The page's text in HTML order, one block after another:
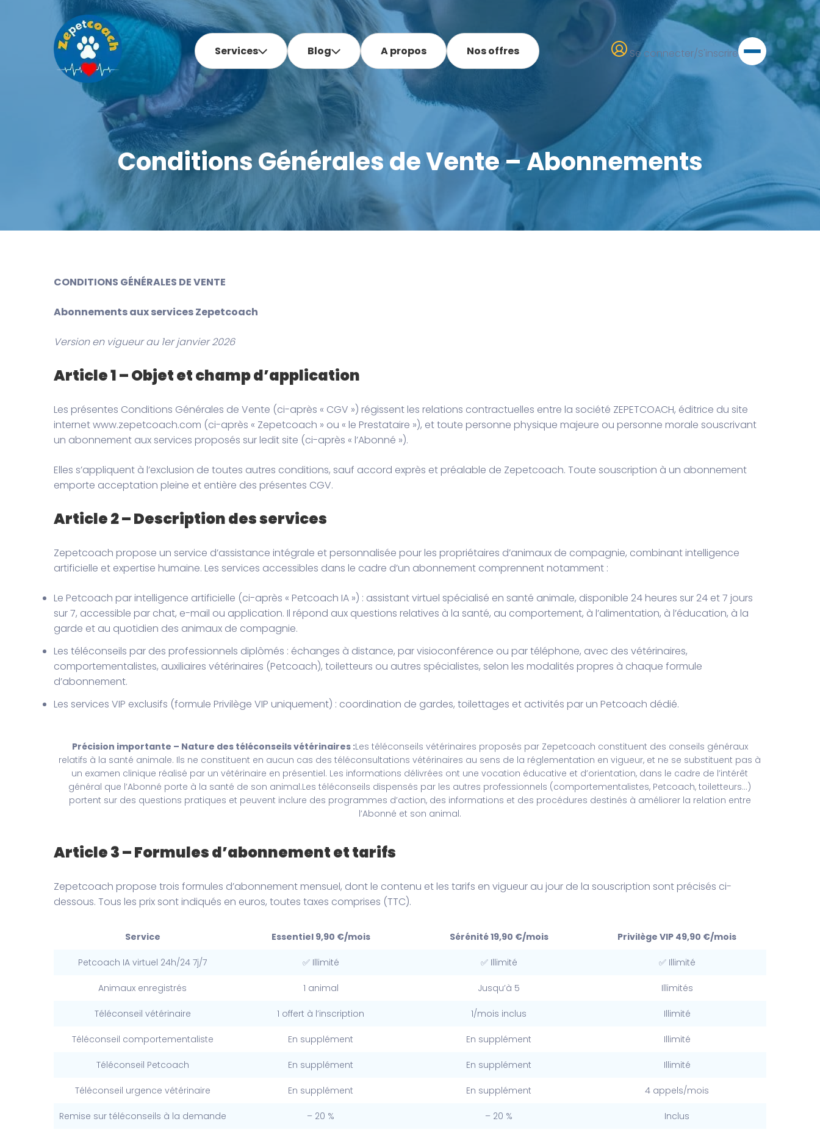
Services Blog A propos Nos offres Se connecter/S'inscrire
Conditions Générales de Vente – Abonnements
CONDITIONS GÉNÉRALES DE VENTE
Abonnements aux services Zepetcoach
Version en vigueur au 1er janvier 2026
Article 1 – Objet et champ d’application
Les présentes Conditions Générales de Vente (ci-après « CGV ») régissent les relations contractuelles entre la société ZEPETCOACH, éditrice du site
internet www.zepetcoach.com (ci-après « Zepetcoach » ou « le Prestataire »), et toute personne physique majeure ou personne morale souscrivant
un abonnement aux services proposés sur ledit site (ci-après « l’Abonné »).
Elles s’appliquent à l’exclusion de toutes autres conditions, sauf accord exprès et préalable de Zepetcoach. Toute souscription à un abonnement
emporte acceptation pleine et entière des présentes CGV.
Article 2 – Description des services
Zepetcoach propose un service d’assistance intégrale et personnalisée pour les propriétaires d’animaux de compagnie, combinant intelligence
artificielle et expertise humaine. Les services accessibles dans le cadre d’un abonnement comprennent notamment :
Le Petcoach par intelligence artificielle (ci-après « Petcoach IA ») : assistant virtuel spécialisé en santé animale, disponible 24 heures sur 24 et 7 jours
sur 7, accessible par chat, e-mail ou application. Il répond aux questions relatives à la santé, au comportement, à l’alimentation, à l’éducation, à la
garde et au quotidien des animaux de compagnie.
Les téléconseils par des professionnels diplômés : échanges à distance, par visioconférence ou par téléphone, avec des vétérinaires,
comportementalistes, auxiliaires vétérinaires (Petcoach), toiletteurs ou autres spécialistes, selon les modalités propres à chaque formule
d’abonnement.
Les services VIP exclusifs (formule Privilège VIP uniquement) : coordination de gardes, toilettages et activités par un Petcoach dédié.
Précision importante – Nature des téléconseils vétérinaires :Les téléconseils vétérinaires proposés par Zepetcoach constituent des conseils généraux
relatifs à la santé animale. Ils ne constituent en aucun cas des téléconsultations vétérinaires au sens de la réglementation en vigueur, et ne se substituent pas à
un examen clinique réalisé par un vétérinaire en présentiel. Les informations délivrées ont une vocation éducative et d’orientation, dans le cadre de l’intérêt
général que l’Abonné porte à la santé de son animal.Les téléconseils dispensés par les autres professionnels (comportementalistes, Petcoach, toiletteurs…)
portent sur des questions pratiques et peuvent inclure des programmes d’action, des informations et des procédures destinés à améliorer la relation entre
l’Abonné et son animal.
Article 3 – Formules d’abonnement et tarifs
Zepetcoach propose trois formules d’abonnement mensuel, dont le contenu et les tarifs en vigueur au jour de la souscription sont précisés ci-
dessous. Tous les prix sont indiqués en euros, toutes taxes comprises (TTC).
Service Essentiel 9,90 €/mois Sérénité 19,90 €/mois Privilège VIP 49,90 €/mois
Petcoach IA virtuel 24h/24 7j/7 ✅ Illimité ✅ Illimité ✅ Illimité
Animaux enregistrés 1 animal Jusqu’à 5 Illimités
Téléconseil vétérinaire 1 offert à l’inscription 1/mois inclus Illimité
Téléconseil comportementaliste En supplément En supplément Illimité
Téléconseil Petcoach En supplément En supplément Illimité
Téléconseil urgence vétérinaire En supplément En supplément 4 appels/mois
Remise sur téléconseils à la demande – 20 % – 20 % Inclus